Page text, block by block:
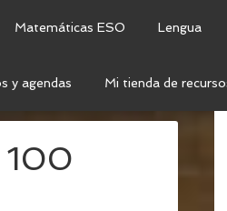
Matemáticas ESO Lengua
y agendas Mi tienda de
100